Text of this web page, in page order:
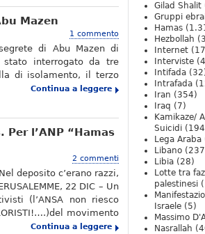
Mazen
1 commento
di Abu Mazen di
interrogato da tre
di isolamento, il terzo
Continua a leggere
l’ANP “Hamas
2 commenti
deposito c’erano razzi,
22 DIC – Un
(l’ANSA non riesco
movimento
Continua a leggere
Gilad Shalit
Gruppi
Hamas
Hezbollah
Internet
Interviste
Intifada
Intrafada
Iran (354)
Iraq (7)
Kamikaze/
Suicidi
Lega Araba
Libano
Libia (28)
Lotte tra
palestinesi
Israele (5)
Massimo
Nasrallah